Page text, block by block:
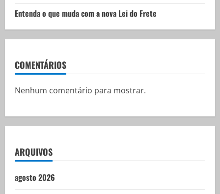
Entenda o que muda com a nova Lei do Frete
COMENTÁRIOS
Nenhum comentário para mostrar.
ARQUIVOS
agosto 2026